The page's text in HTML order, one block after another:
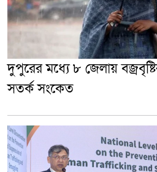
দুপুরের মধ্যে ৮ জেলায়
সতর্ক সংকেত